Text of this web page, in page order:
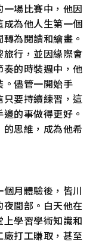
場比賽中，他因
為他人生第一個
為閱讀和繪畫。
行，並因緣際會
的時裝週中，他
儘管一開始手
要持續練習，這
的事做得更好。
思維，成為他希
月體驗後，皆川
間部。白天他在
學習學術知識和
打工賺取，甚至